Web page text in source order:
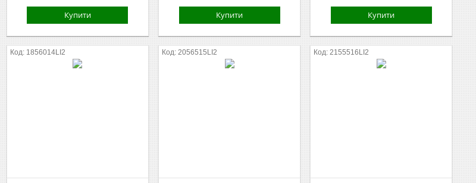
Купити Купити Купити
1856014LI2 2056515LI2 2155516LI2